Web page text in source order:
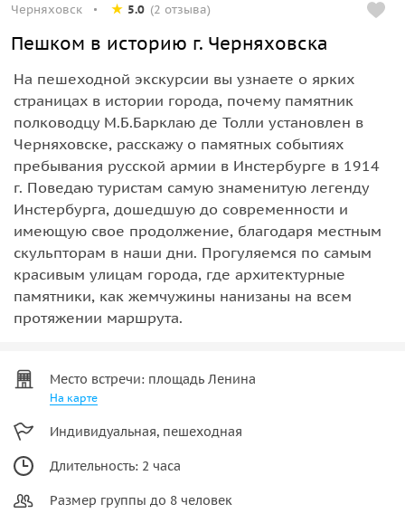
Черняховск 5.0 (2 отзыва)
Пешком в историю г. Черняховска
На пешеходной экскурсии вы узнаете о ярких
страницах в истории города, почему памятник
полководцу М.Б.Барклаю де Толли установлен в
Черняховске, расскажу о памятных событиях
пребывания русской армии в Инстербурге в 1914
г. Поведаю туристам самую знаменитую легенду
Инстербурга, дошедшую до современности и
имеющую свое продолжение, благодаря местным
скульпторам в наши дни. Прогуляемся по самым
красивым улицам города, где архитектурные
памятники, как жемчужины нанизаны на всем
протяжении маршрута.
Место встречи: площадь Ленина
На карте
Индивидуальная, пешеходная
Длительность: 2 часа
Размер группы до 8 человек